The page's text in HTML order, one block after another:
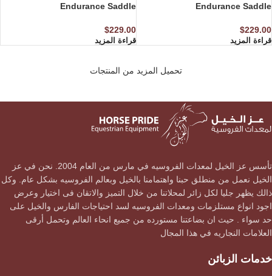
Endurance Saddle
$229.00
قراءة المزيد
Endurance Saddle
$229.00
قراءة المزيد
تحميل المزيد من المنتجات
تأسس عز الخيل لمعدات الفروسيه في مارس من العام 2004. نحن في عز
الخيل نعمل من منطلق حبنا واهتمامنا بالخيل وبعالم الفروسيه بشكل عام. وكل
ذالك يظهر جليا لكل زائر لمحلاتنا من خلال التميز والاتقان فى اختيار وعرض
اجود انواع مستلزمات ومعدات الفروسيه لسد احتياجات الفارس والخيل على
حد سواء . حيث ان بضاعتنا مستورده من جميع انحاء العالم وتحمل أرقى
العلامات النجاريه في هذا المجال
خدمات الزبائن